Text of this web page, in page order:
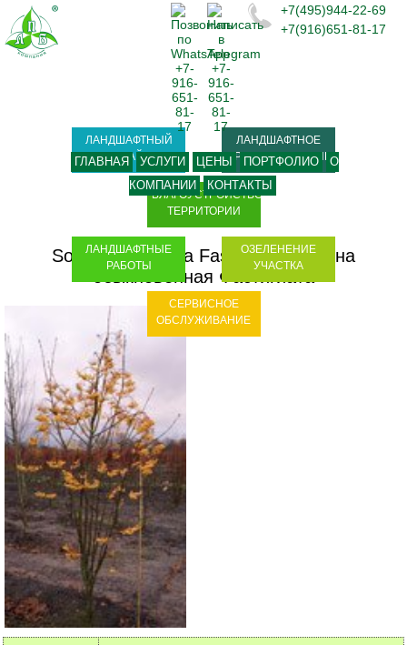
Sorbus aucuparia Fastigiata-Рябина
обыкновенная Фастигиата
+7(495)944-22-69
+7(916)651-81-17
ГЛАВНАЯ УСЛУГИ ЦЕНЫ ПОРТФОЛИО
О
КОМПАНИИ
КОНТАКТЫ
ЛАНДШАФТНЫЙ
ДИЗАЙН
ЛАНДШАФТНОЕ
ПРОЕКТИРОВАНИЕ
БЛАГОУСТРОЙСТВО
ТЕРРИТОРИИ
ЛАНДШАФТНЫЕ
РАБОТЫ
ОЗЕЛЕНЕНИЕ
УЧАСТКА
СЕРВИСНОЕ
ОБСЛУЖИВАНИЕ